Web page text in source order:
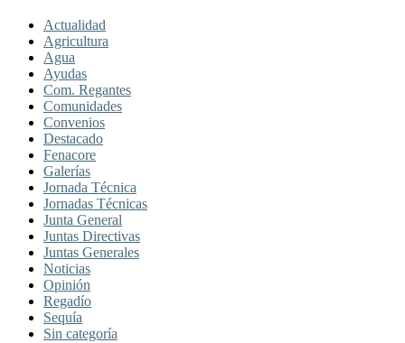
Actualidad
Agricultura
Agua
Ayudas
Com. Regantes
Comunidades
Convenios
Destacado
Fenacore
Galerías
Jornada Técnica
Jornadas Técnicas
Junta General
Juntas Directivas
Juntas Generales
Noticias
Opinión
Regadío
Sequía
Sin categoría